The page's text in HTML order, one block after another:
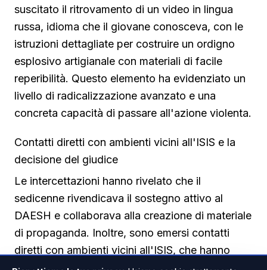
suscitato il ritrovamento di un video in lingua
russa, idioma che il giovane conosceva, con le
istruzioni dettagliate per costruire un ordigno
esplosivo artigianale con materiali di facile
reperibilità. Questo elemento ha evidenziato un
livello di radicalizzazione avanzato e una
concreta capacità di passare all'azione violenta.
Contatti diretti con ambienti vicini all'ISIS e la
decisione del giudice
Le intercettazioni hanno rivelato che il
sedicenne rivendicava il sostegno attivo al
DAESH e collaborava alla creazione di materiale
di propaganda. Inoltre, sono emersi contatti
diretti con ambienti vicini all'ISIS, che hanno
fatto scattare l'allarme per un possibile